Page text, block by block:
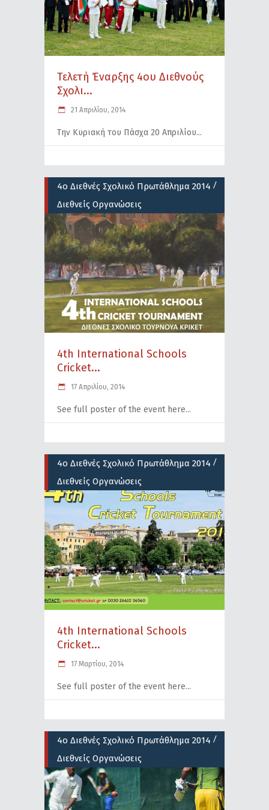
Τελετή Έναρξης 4ου Διεθνούς
Σχολι...
21 Απριλίου, 2014
Την Κυριακή του Πάσχα 20 Απριλίου
4ο Διεθνές Σχολικό Πρωτάθλημα 2014 /
Διεθνείς Οργανώσεις
4th International Schools
Cricket...
17 Απριλίου, 2014
See full poster of the event here
4ο Διεθνές Σχολικό Πρωτάθλημα 2014 /
Διεθνείς Οργανώσεις
4th International Schools
Cricket...
17 Μαρτίου, 2014
See full poster of the event here
4ο Διεθνές Σχολικό Πρωτάθλημα 2014 /
Διεθνείς Οργανώσεις